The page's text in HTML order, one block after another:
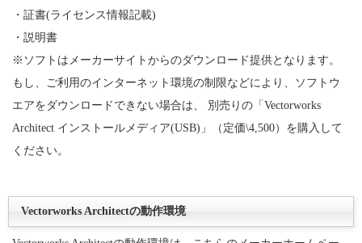
・証書(ライセンス情報記載)
・説明書
※ソフトはメーカーサイトからのダウンロード提供となります。
もし、ご利用のインターネット環境の制限などにより、ソフトウ
エアをダウンロードできない場合は、 別売りの「Vectorworks
Architect インストールメディア(USB)」（定価\4,500）を購入して
ください。
Vectorworks Architectの動作環境